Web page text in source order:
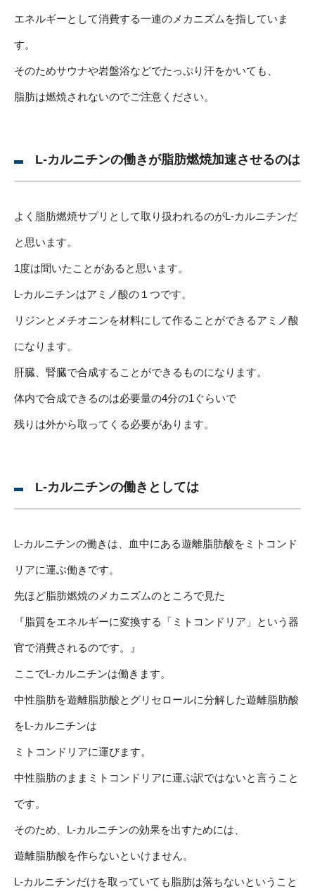
エネルギーとして消費する一連のメカニズムを指していま
す。
そのためサウナや岩盤浴などでたっぷり汗をかいても、
脂肪は燃焼されないのでご注意ください。
L-カルニチンの働きが脂肪燃焼加速させるのは
よく脂肪燃焼サプリとして取り扱われるのがL-カルニチンだ
と思います。
1度は聞いたことがあると思います。
L-カルニチンはアミノ酸の１つです。
リジンとメチオニンを材料にして作ることができるアミノ酸
になります。
肝臓、腎臓で合成することができるものになります。
体内で合成できるのは必要量の4分の1ぐらいで
残りは外から取ってくる必要があります。
L-カルニチンの働きとしては
L-カルニチンの働きは、血中にある遊離脂肪酸をミトコンド
リアに運ぶ働きです。
先ほど脂肪燃焼のメカニズムのところで見た
『脂質をエネルギーに変換する「ミトコンドリア」という器
官で消費されるのです。』
ここでL-カルニチンは働きます。
中性脂肪を遊離脂肪酸とグリセロールに分解した遊離脂肪酸
をL-カルニチンは
ミトコンドリアに運びます。
中性脂肪のままミトコンドリアに運ぶ訳ではないと言うこと
です。
そのため、L-カルニチンの効果を出すためには、
遊離脂肪酸を作らないといけません。
L-カルニチンだけを取っていても脂肪は落ちないということ